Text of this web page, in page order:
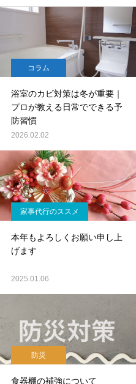
空室清
浴室のカビ対策は冬が
｜プロが教える日常で
る予防習慣
コラム
浴室のカビ対策は冬が重要｜
プロが教える日常でできる予
防習慣
2026.02.02
家事代行のススメ
本年もよろしくお願い申し上
げます
2025.01.06
防災
食器棚の補強について